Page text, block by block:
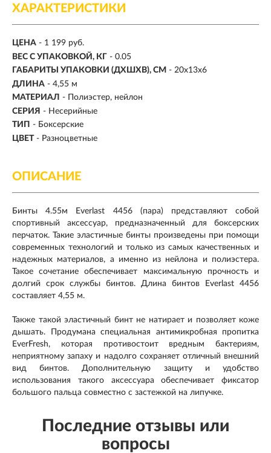
ХАРАКТЕРИСТИКИ
ЦЕНА - 1 199 руб.
ВЕС С УПАКОВКОЙ, КГ - 0.05
ГАБАРИТЫ УПАКОВКИ (ДХШХВ), СМ - 20х13х6
ДЛИНА - 4,55 м
МАТЕРИАЛ - Полиэстер, нейлон
СЕРИЯ - Несерийные
ТИП - Боксерские
ЦВЕТ - Разноцветные
ОПИСАНИЕ
Бинты 4.55м Everlast 4456 (пара) представляют собой
спортивный аксессуар, предназначенный для боксерских
перчаток. Такие эластичные бинты произведены при помощи
современных технологий и только из самых качественных и
надежных материалов, а именно из нейлона и полиэстера.
Такое сочетание обеспечивает максимальную прочность и
долгий срок службы бинтов. Длина бинтов Everlast 4456
составляет 4,55 м.
Также такой эластичный бинт не натирает и позволяет коже
дышать. Продумана специальная антимикробная пропитка
EverFresh, которая противостоит вредным бактериям,
неприятному запаху и надолго сохраняет отличный внешний
вид бинтов. Дополнительную защиту и удобство
использования такого аксессуара обеспечивает фиксатор
большого пальца совместно с застежкой на липучке.
Последние отзывы или
вопросы